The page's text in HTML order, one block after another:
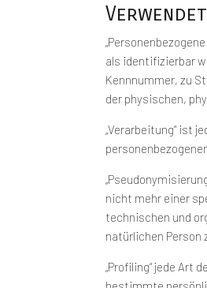
als identifizierbar
Kennnummer, zu
der physischen,
„Verarbeitung“ ist
nicht mehr einer
technischen und
natürlichen Person
„Profiling“ jede Art